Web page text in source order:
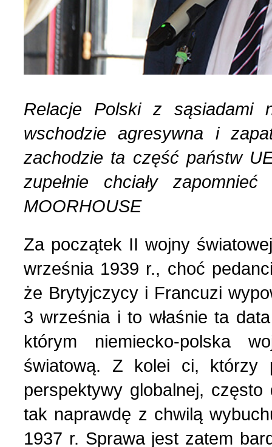
Relacje Polski z sąsiadami
wschodzie agresywna i
zachodzie ta część państw
zupełnie chciały
MOORHOUSE
Za początek II wojny
września 1939 r., choć
że Brytyjczycy i Francuzi
3 września i to właśnie ta
którym niemiecko-polska
światową. Z kolei ci, którzy
perspektywy globalnej,
tak naprawdę z chwilą
1937 r. Sprawa jest zatem